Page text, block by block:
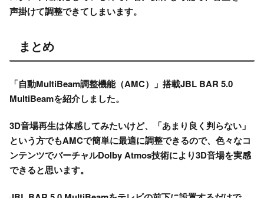
声掛けて調整できてしまいます。
まとめ
「自動MultiBeam調整機能（AMC）」搭載JBL BAR 5.0
MultiBeamを紹介しました。
3D音場再生は体感してみたいけど、「あまり良く判らない」
という方でもAMCで簡単に最適に調整できるので、色々なコ
ンテンツでバーチャルDolby Atmos技術により3D音場を実感
できると思います。